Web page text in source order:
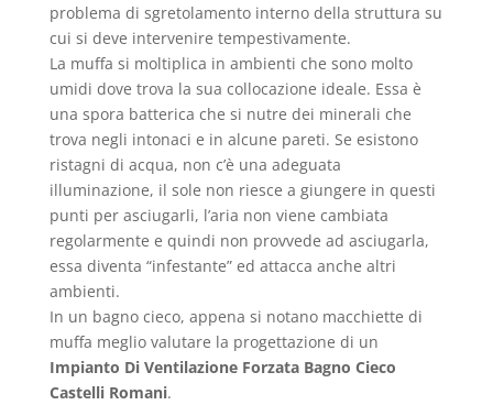
problema di sgretolamento interno della struttura su
cui si deve intervenire tempestivamente.
La muffa si moltiplica in ambienti che sono molto
umidi dove trova la sua collocazione ideale. Essa è
una spora batterica che si nutre dei minerali che
trova negli intonaci e in alcune pareti. Se esistono
ristagni di acqua, non c’è una adeguata
illuminazione, il sole non riesce a giungere in questi
punti per asciugarli, l’aria non viene cambiata
regolarmente e quindi non provvede ad asciugarla,
essa diventa “infestante” ed attacca anche altri
ambienti.
In un bagno cieco, appena si notano macchiette di
muffa meglio valutare la progettazione di un
Impianto Di Ventilazione Forzata Bagno Cieco
Castelli Romani.